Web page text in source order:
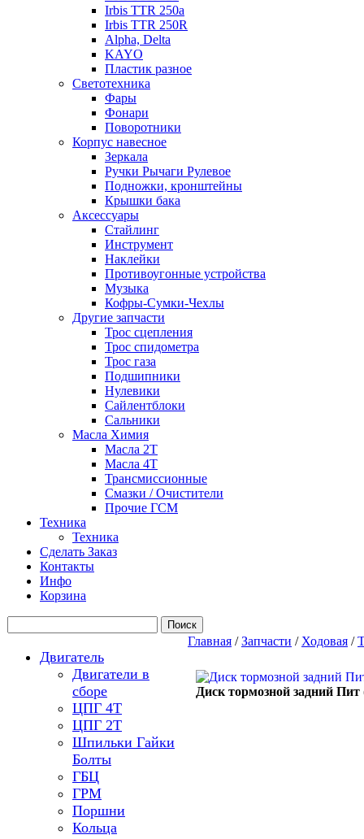
Irbis TTR 250a
Irbis TTR 250R
Alpha, Delta
KAYO
Пластик разное
Светотехника
Фары
Фонари
Поворотники
Корпус навесное
Зеркала
Ручки Рычаги Рулевое
Подножки, кронштейны
Крышки бака
Аксессуары
Стайлинг
Инструмент
Наклейки
Противоугонные устройства
Музыка
Кофры-Сумки-Чехлы
Другие запчасти
Трос сцепления
Трос спидометра
Трос газа
Подшипники
Нулевики
Сайлентблоки
Сальники
Масла Химия
Масла 2Т
Масла 4Т
Трансмиссионные
Смазки / Очистители
Прочие ГСМ
Техника
Техника
Сделать Заказ
Контакты
Инфо
Корзина
Двигатель
Двигатели в
сборе
ЦПГ 4Т
ЦПГ 2Т
Шпильки Гайки
Болты
ГБЦ
ГРМ
Поршни
Кольца
Главная /Запчасти / Ходовая /
Диск тормозной задний